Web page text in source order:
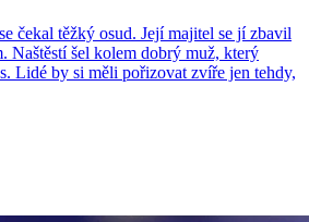
čekal těžký osud. Její majitel se jí zbavil
Naštěstí šel kolem dobrý muž, který
Lidé by si měli pořizovat zvíře jen tehdy,